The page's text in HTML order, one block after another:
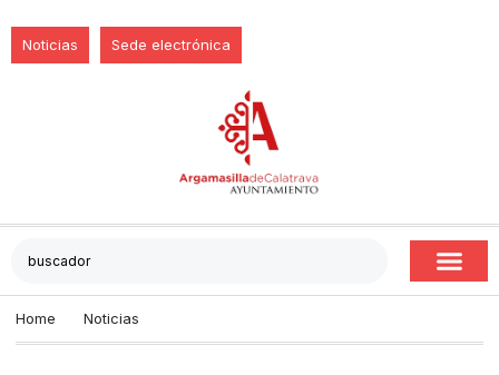
Noticias Sede electrónica
Home Noticias